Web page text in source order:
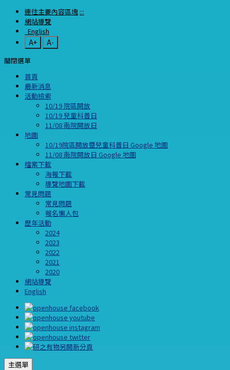
連往主要內容區塊 :::
網站導覽
English
A+
A-
關閉選單
首頁
最新消息
活動檢索
10/19 院區開放
10/19 兒童科普日
11/08 南院開放日
地圖
10/19院區開放暨兒童科普日 Google 地圖
11/08 南院開放日 Google 地圖
檔案下載
海報下載
導覽地圖下載
常見問題
常見問題
報名懶人包
歷年活動
2024
2023
2022
2021
2020
網站導覽
English
主選單